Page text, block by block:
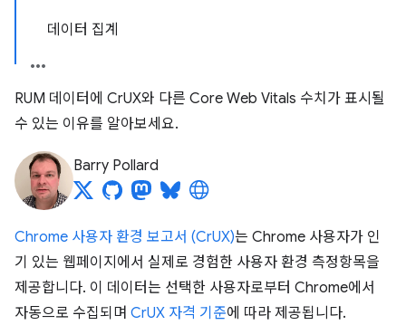
데이터 집계
RUM 데이터에 CrUX와 다른 Core Web Vitals 수치가 표시될
수 있는 이유를 알아보세요.
Barry Pollard
Chrome 사용자 환경 보고서 (CrUX)는 Chrome 사용자가 인
기 있는 웹페이지에서 실제로 경험한 사용자 환경 측정항목을
제공합니다. 이 데이터는 선택한 사용자로부터 Chrome에서
자동으로 수집되며 CrUX 자격 기준에 따라 제공됩니다.